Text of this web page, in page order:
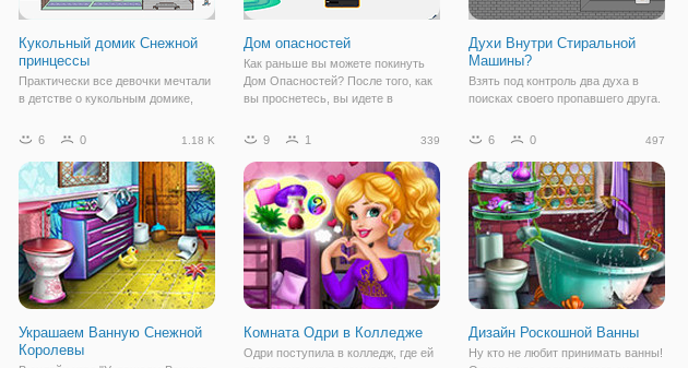
Кукольный домик Снежной
принцессы
Практически все девочки мечтали
в детстве о кукольным домике,
менять в нем мебель и конечно,
кукол. В онлайн игре для девочек
"Кукольный домик Снежной
Дом опасностей
Как раньше вы можете покинуть
Дом Опасностей? После того, как
вы проснетесь, вы идете в
поливаете цветы и проверяете
как вы идете на работу. Таков ваш
распорядок
Духи Внутри Стиральной
Машины?
Взять под контроль два духа в
поисках своего пропавшего друга.
перемещать призраков. Обладать
существа в доме. Если кто-то
видит Вас, Вы потеряете жизнь. Не
6 0 1.18 K
Украшаем Ванную Снежной
Королевы
9 1 339
Комната Одри в Колледже
Одри поступила в колледж, где ей
6 0 497
Дизайн Роскошной Ванны
Ну кто не любит принимать ванны!